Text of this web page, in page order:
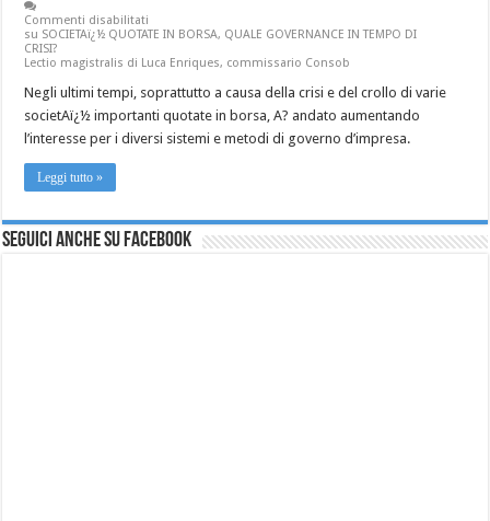
Commenti disabilitati
su SOCIETAï¿½ QUOTATE IN BORSA, QUALE GOVERNANCE IN TEMPO DI
CRISI?
Lectio magistralis di Luca Enriques, commissario Consob
Negli ultimi tempi, soprattutto a causa della crisi e del crollo di varie
societAï¿½ importanti quotate in borsa, A? andato aumentando
l’interesse per i diversi sistemi e metodi di governo d’impresa.
Leggi tutto »
Seguici anche su Facebook